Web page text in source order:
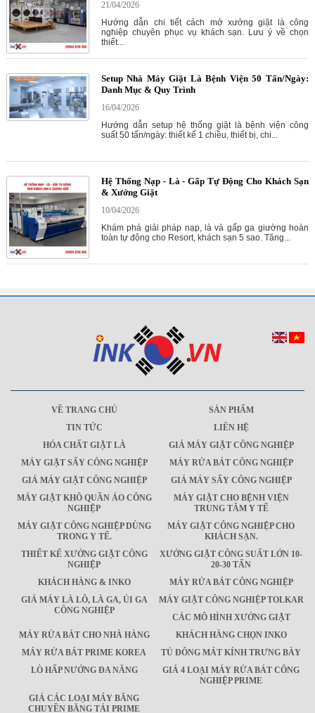
21/04/2026
Hướng dẫn chi tiết cách mở xưởng giặt là công
nghiệp chuyên phục vụ khách sạn. Lưu ý về chọn
thiết...
Setup Nhà Máy Giặt Là Bệnh Viện 50 Tấn/Ngày:
Danh Mục & Quy Trình
16/04/2026
Hướng dẫn setup hệ thống giặt là bệnh viện công
suất 50 tấn/ngày: thiết kế 1 chiều, thiết bị, chi...
Hệ Thống Nạp - Là - Gấp Tự Động Cho Khách Sạn
& Xưởng Giặt
10/04/2026
Khám phá giải pháp nạp, là và gấp ga giường hoàn
toàn tự động cho Resort, khách sạn 5 sao. Tăng...
VỀ TRANG CHỦ
SẢN PHẨM
TIN TỨC
LIÊN HỆ
HÓA CHẤT GIẶT LÀ
GIÁ MÁY GIẶT CÔNG NGHIỆP
MÁY GIẶT SẤY CÔNG NGHIỆP
MÁY RỬA BÁT CÔNG NGHIỆP
GIÁ MÁY GIẶT CÔNG NGHIỆP
GIÁ MÁY SẤY CÔNG NGHIỆP
MÁY GIẶT KHÔ QUẦN ÁO CÔNG
NGHIỆP
MÁY GIẶT CHO BỆNH VIỆN
TRUNG TÂM Y TẾ
MÁY GIẶT CÔNG NGHIỆP DÙNG
TRONG Y TẾ.
MÁY GIẶT CÔNG NGHIỆP CHO
KHÁCH SẠN.
THIẾT KẾ XƯỞNG GIẶT CÔNG
NGHIỆP
XƯỞNG GIẶT CÔNG SUẤT LỚN 10-
20-30 TẤN
KHÁCH HÀNG & INKO
MÁY RỬA BÁT CÔNG NGHIỆP
GIÁ MÁY LÀ LÔ, LÀ GA, ỦI GA
CÔNG NGHIỆP
MÁY GIẶT CÔNG NGHIỆP TOLKAR
CÁC MÔ HÌNH XƯỞNG GIẶT
MÁY RỬA BÁT CHO NHÀ HÀNG
KHÁCH HÀNG CHỌN INKO
MÁY RỬA BÁT PRIME KOREA
TỦ ĐÔNG MÁT KÍNH TRƯNG BÀY
LÒ HẤP NƯỚNG ĐA NĂNG
GIÁ 4 LOẠI MÁY RỬA BÁT CÔNG
NGHIỆP PRIME
GIÁ CÁC LOẠI MÁY BĂNG
CHUYỀN BĂNG TẢI PRIME